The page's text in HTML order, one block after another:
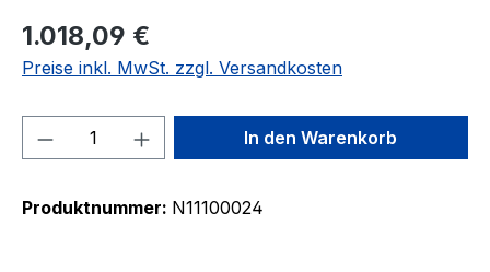
1.018,09 €
Preise inkl. MwSt. zzgl. Versandkosten
Produkt Anzahl: Gib denIn den Warenkorb
Produktnummer: N11100024